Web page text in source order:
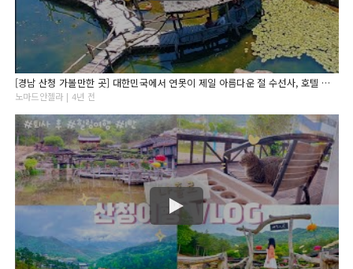
[경남 산청 가볼만한 곳] 대한민국에서 연못이 제일 아름다운 절 수선사, 호텔 뺨치는 아름다운 화장실은 덤 / 경남 산청 수선사
노마드안젤라 | 4년 전